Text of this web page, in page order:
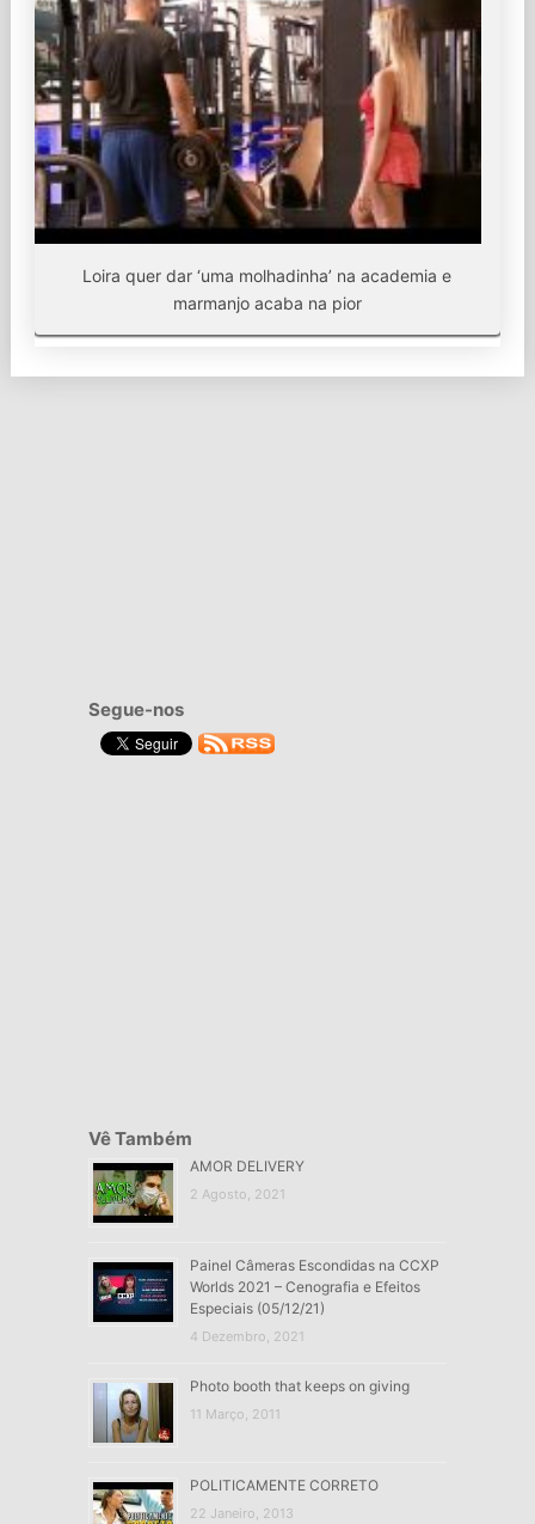
Loira quer dar ‘uma molhadinha’ na academia e
marmanjo acaba na pior
Segue-nos
Vê Também
AMOR DELIVERY
2 Agosto, 2021
Painel Câmeras Escondidas na CCXP
Worlds 2021 – Cenografia e Efeitos
Especiais (05/12/21)
4 Dezembro, 2021
Photo booth that keeps on giving
11 Março, 2011
POLITICAMENTE CORRETO
22 Janeiro, 2013